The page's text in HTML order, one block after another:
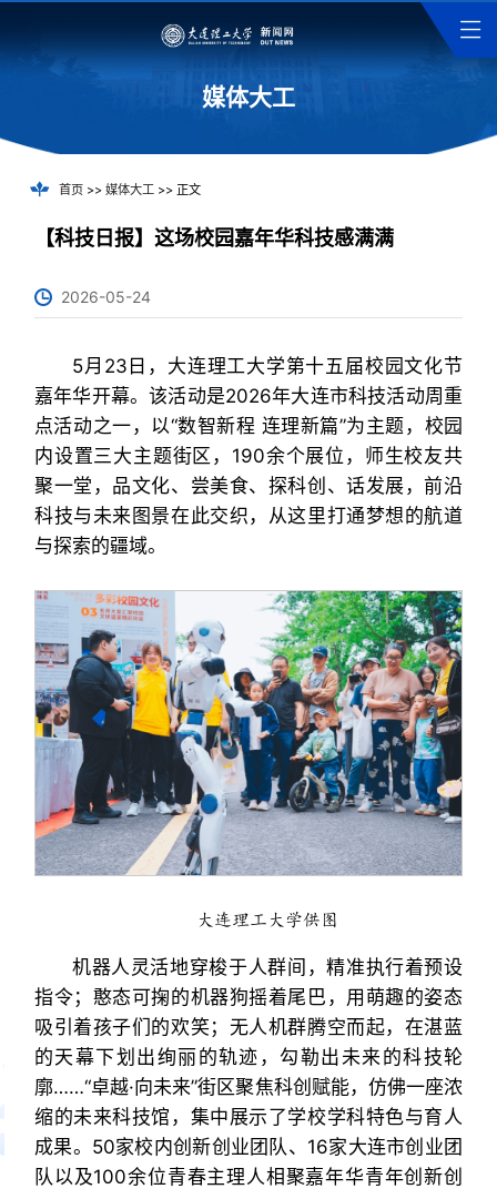
媒体大工
首页>> 媒体大工>> 正文
【科技日报】这场校园嘉年华科技感满满
2026-05-24
5月23日，大连理工大学第十五届校园文化节
嘉年华开幕。该活动是2026年大连市科技活动周重
点活动之一，以“数智新程 连理新篇”为主题，校园
内设置三大主题街区，190余个展位，师生校友共
聚一堂，品文化、尝美食、探科创、话发展，前沿
科技与未来图景在此交织，从这里打通梦想的航道
与探索的疆域。
大连理工大学供图
机器人灵活地穿梭于人群间，精准执行着预设
指令；憨态可掬的机器狗摇着尾巴，用萌趣的姿态
吸引着孩子们的欢笑；无人机群腾空而起，在湛蓝
的天幕下划出绚丽的轨迹，勾勒出未来的科技轮
廓……“卓越·向未来”街区聚焦科创赋能，仿佛一座浓
缩的未来科技馆，集中展示了学校学科特色与育人
成果。50家校内创新创业团队、16家大连市创业团
队以及100余位青春主理人相聚嘉年华青年创新创